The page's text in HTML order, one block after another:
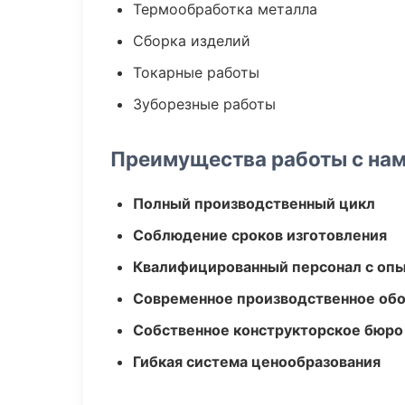
Термообработка металла
Сборка изделий
Токарные работы
Зуборезные работы
Преимущества работы с
Полный производственный цикл
Соблюдение сроков изготовления
Квалифицированный персонал с
Современное производственное
Собственное конструкторское бюро
Гибкая система ценообразования